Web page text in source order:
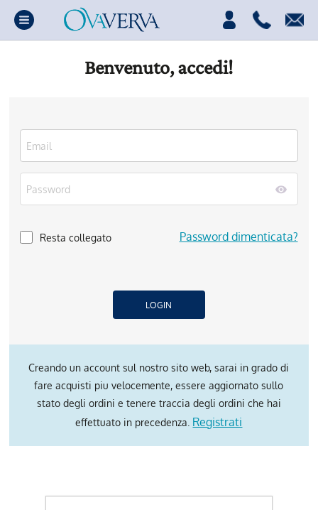
Benvenuto, accedi!
Resta collegato Password dimenticata?
Creando un account sul nostro sito web, sarai in grado di
fare acquisti piu velocemente, essere aggiornato sullo
stato degli ordini e tenere traccia degli ordini che hai
effettuato in precedenza. Registrati